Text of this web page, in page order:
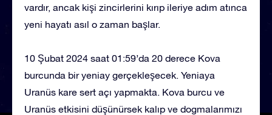
vardır, ancak kişi zincirlerini kırıp ileriye adım atınca
yeni hayatı asıl o zaman başlar.
10 Şubat 2024 saat 01:59’da 20 derece Kova
burcunda bir yeniay gerçekleşecek. Yeniaya
Uranüs kare sert açı yapmakta. Kova burcu ve
Uranüs etkisini düşünürsek kalıp ve dogmalarımızı